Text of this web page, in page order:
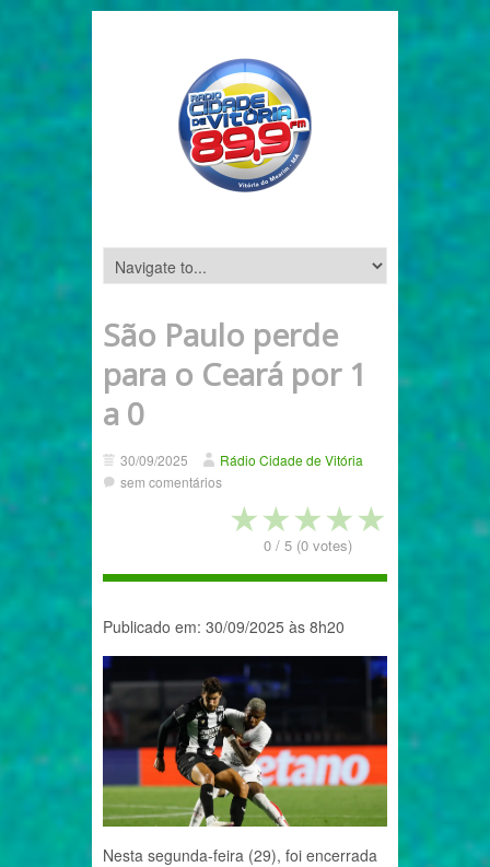
São Paulo perde
para o Ceará por 1
a 0
30/09/2025
Rádio Cidade de Vitória
sem comentários
★★★★★
0 / 5 (0 votes)
Publicado em: 30/09/2025 às 8h20
Nesta segunda-feira (29), foi encerrada